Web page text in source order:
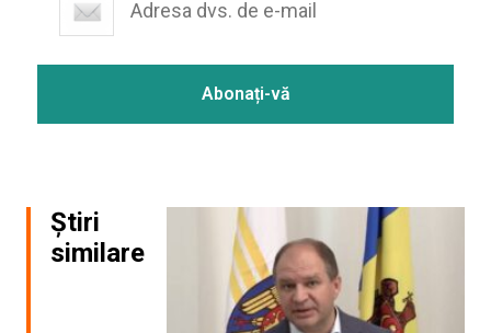
Știri
similare